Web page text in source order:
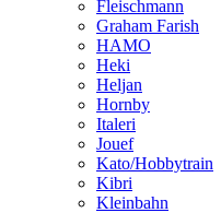
Fleischmann
Graham Farish
HAMO
Heki
Heljan
Hornby
Italeri
Jouef
Kato/Hobbytrain
Kibri
Kleinbahn